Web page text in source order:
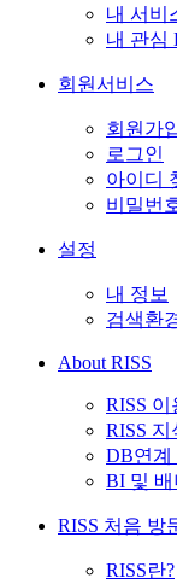
내 서비
내 관심
회원서비스
회원가
로그인
아이디
비밀번
설정
내 정보
검색환
About RISS
RISS 이
RISS 지
DB연계
BI 및 배
RISS 처음 방
RISS란?